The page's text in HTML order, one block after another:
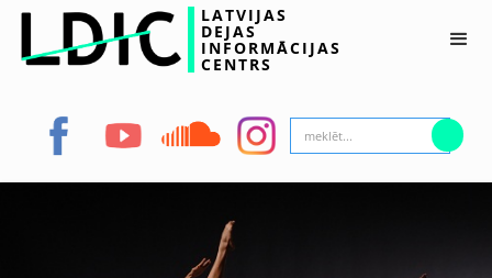
LATVIJAS
DEJAS
INFORMĀCIJAS
CENTRS